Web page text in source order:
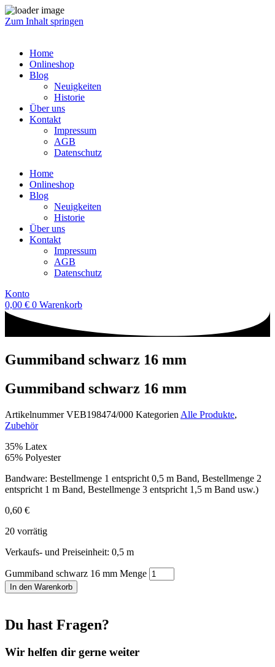
Zum Inhalt springen
Home
Onlineshop
Blog
Neuigkeiten
Historie
Über uns
Kontakt
Impressum
AGB
Datenschutz
Home
Onlineshop
Blog
Neuigkeiten
Historie
Über uns
Kontakt
Impressum
AGB
Datenschutz
Konto
0,00 € 0 Warenkorb
Gummiband schwarz 16 mm
Gummiband schwarz 16 mm
ArtikelnummerVEB198474/000 Kategorien Alle Produkte,
Zubehör
35% Latex
65% Polyester
Bandware: Bestellmenge 1 entspricht 0,5 m Band, Bestellmenge 2
entspricht 1 m Band, Bestellmenge 3 entspricht 1,5 m Band usw.)
0,60 €
20 vorrätig
Verkaufs- und Preiseinheit: 0,5 m
Gummiband schwarz 16 mm Menge
In den Warenkorb
Du hast Fragen?
Wir helfen dir gerne weiter